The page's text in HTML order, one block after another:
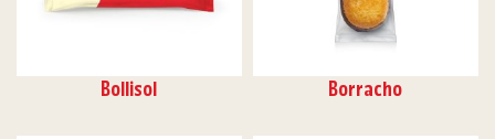
Bollisol Borracho